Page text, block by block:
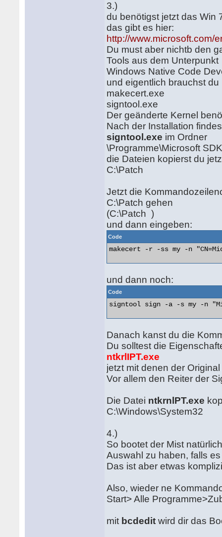
3.)
du benötigst jetzt das Win
das gibt es hier:
http://www.microsoft.com/
Du must aber nichtb den
Tools aus dem Unterpunkt
Windows Native Code
und eigentlich brauchst
makecert.exe
signtool.exe
Der geänderte Kernel
Nach der Installation
signtool.exe im Ordner
\Programme\Microsoft
die Dateien kopierst du
C:\Patch
Jetzt die
C:\Patch gehen
(C:\Patch )
und dann eingeben:
Code
makecert -r -ss my -n
und dann noch:
Code
signtool sign -a -s my -n
Danach kanst du die
Du solltest die
ntkrlIPT.exe
jetzt mit denen der
Vor allem den Reiter der
Die Datei ntkrnlPT.exe
C:\Windows\System32
4.)
So bootet der Mist
Auswahl zu haben, falls
Das ist aber etwas
Also, wieder ne
Start> Alle
mit bcdedit wird dir das